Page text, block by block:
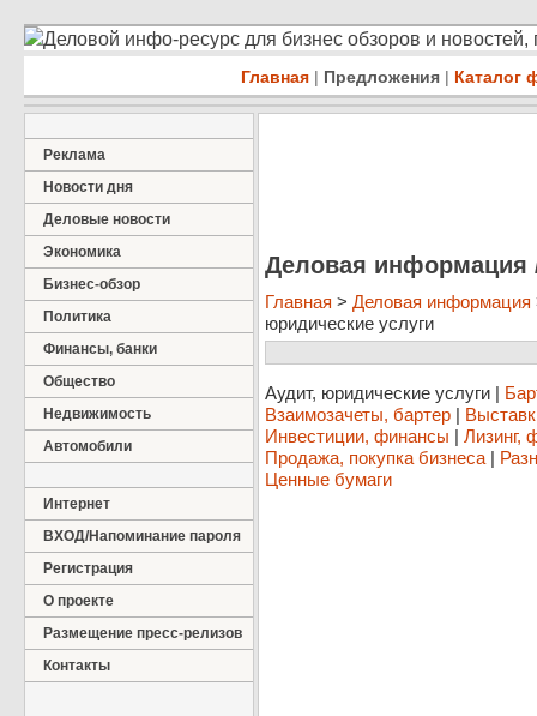
Деловой инфо-ресурс для бизнес обзоров и
Главная | Предложения | Каталог
Реклама
Новости дня
Деловые новости
Экономика
Бизнес-обзор
Политика
Финансы, банки
Общество
Недвижимость
Автомобили
Интернет
ВХОД/Напоминание пароля
Регистрация
О проекте
Размещение пресс-релизов
Контакты
Деловая информация
Главная > Деловая информация
юридические услуги
Аудит, юридические услуги |
Взаимозачеты, бартер |
Инвестиции, финансы | Лизинг,
Продажа, покупка бизнеса |
Ценные бумаги